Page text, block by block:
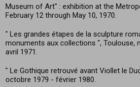
Museum of Art" : exhibition at the
February 12 through May 10, 1970.
" Les grandes étapes de la sculpture
monuments aux collections ", Toulouse,
avril 1971.
" Le Gothique retrouvé avant Viollet le
octobre 1979 - février 1980.